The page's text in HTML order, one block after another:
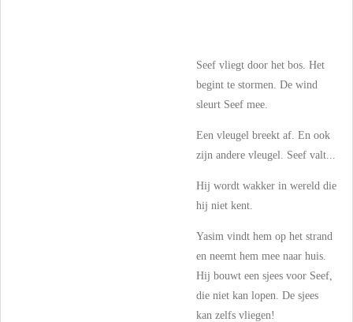
Seef vliegt door het bos. Het
begint te stormen. De wind
sleurt Seef mee.
Een vleugel breekt af. En ook
zijn andere vleugel. Seef valt...
Hij wordt wakker in wereld die
hij niet kent.
Yasim vindt hem op het strand
en neemt hem mee naar huis.
Hij bouwt een sjees voor Seef,
die niet kan lopen. De sjees
kan zelfs vliegen!